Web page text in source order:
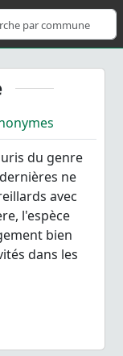
du genre
ne
avec
l'espèce
bien
dans les